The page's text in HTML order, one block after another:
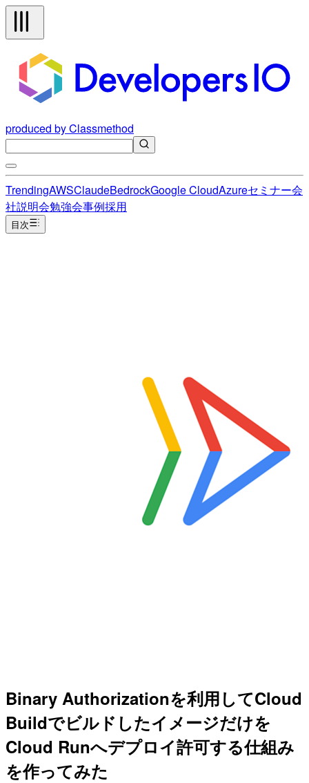
produced by Classmethod
TrendingAWSClaudeBedrockGoogle CloudAzureセミナー会
社説明会勉強会事例採用
目次
Binary Authorizationを利用してCloud
Buildでビルドしたイメージだけを
Cloud Runへデプロイ許可する仕組み
を作ってみた